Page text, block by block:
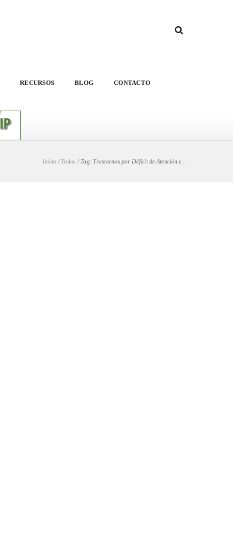
RECURSOS BLOG CONTACTO
Inicio / Todos / Tag: Trastornos por Déficit de Atención e...